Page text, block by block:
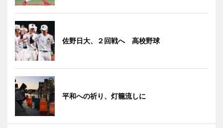
佐野日大、２回戦へ 高校野球
平和への祈り、灯籠流しに